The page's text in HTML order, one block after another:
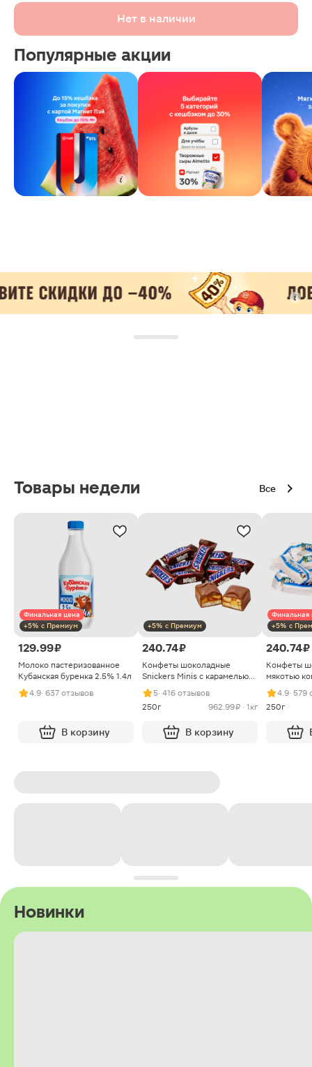
Нет в наличии
Популярные акции
Товары недели Все
Финальная цена
+5% с Премиум
129.99 ₽
Молоко пастеризованное
Кубанская буренка 2.5% 1.4л
4.9· 637 отзывов
В корзину
+5% с Премиум
240.74 ₽
Конфеты шоколадные
Snickers Minis с карамелью
арахисом и нугой
5· 416 отзывов
250г
962.99 ₽ · 1кг
В корзину
Финальная
+5% с
240.74 ₽
Конфеты
мякотью
4.9· 579
250г
Новинки